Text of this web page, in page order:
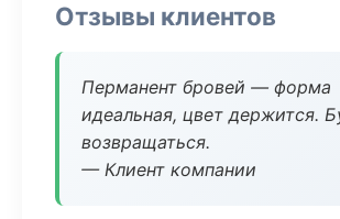
Отзывы клиентов
Перманент бровей — форма
идеальная, цвет держится.
возвращаться.
— Клиент компании